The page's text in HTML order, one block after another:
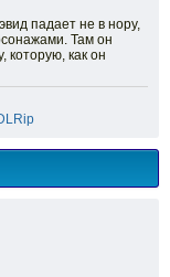
падает не в нору,
Там он
которую, как он